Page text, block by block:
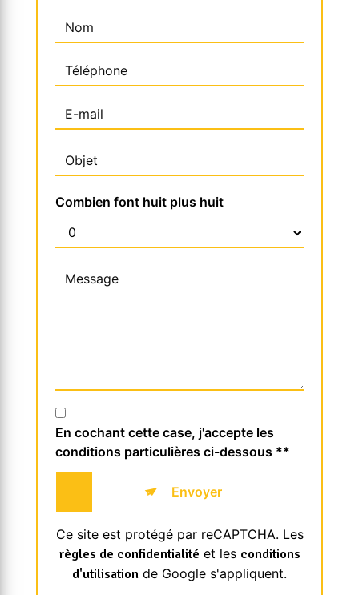
Combien font huit plus huit
En cochant cette case, j'accepte les
conditions particulières ci-dessous **
Envoyer
Ce site est protégé par reCAPTCHA. Les
règles de confidentialité et les conditions
d'utilisation de Google s'appliquent.